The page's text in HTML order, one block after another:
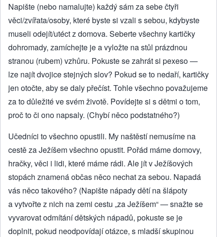
Napište (nebo namalujte) každý sám za sebe čtyři
věci/zvířata/osoby, které byste si vzali s sebou, kdybyste
museli odejít/utéct z domova. Seberte všechny kartičky
dohromady, zamíchejte je a vyložte na stůl prázdnou
stranou (rubem) vzhůru. Pokuste se zahrát si pexeso —
lze najít dvojice stejných slov? Pokud se to nedaří, kartičky
jen otočte, aby se daly přečíst. Tohle všechno považujeme
za to důležité ve svém životě. Povídejte si s dětmi o tom,
proč to či ono napsaly. (Chybí něco podstatného?)
Učedníci to všechno opustili. My naštěstí nemusíme na
cestě za Ježíšem všechno opustit. Pořád máme domovy,
hračky, věci i lidi, které máme rádi. Ale jít v Ježíšových
stopách znamená občas něco nechat za sebou. Napadá
vás něco takového? (Napište nápady dětí na šlápoty
a vytvořte z nich na zemi cestu „za Ježíšem“ — snažte se
vyvarovat odmítání dětských nápadů, pokuste se je
doplnit, pokud neodpovídají otázce, s mladší skupinou